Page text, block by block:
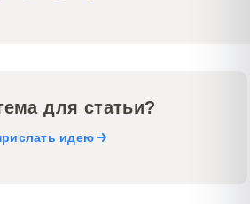
для статьи?
идею